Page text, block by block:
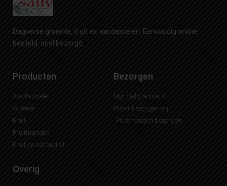
Dagverse groente, fruit en aardappelen. Eenvoudig online
besteld, snel bezorgd.
Producten
Aardappelen
Groente
Fruit
Fruitmanden
Fruit op het bedrijf
Bezorgen
Mijn Sally account
Waar bezorgen wij
Fruitmanden bezorgen
Overig